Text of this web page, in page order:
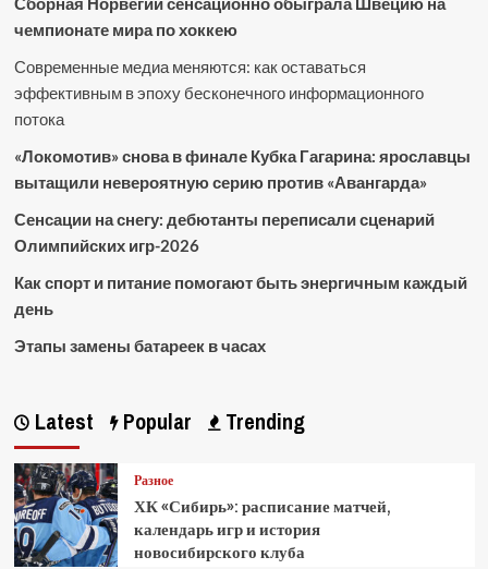
чемпионате мира по хоккею
Современные медиа меняются: как оставаться
эффективным в эпоху бесконечного информационного
потока
«Локомотив» снова в финале Кубка Гагарина: ярославцы
вытащили невероятную серию против «Авангарда»
Сенсации на снегу: дебютанты переписали сценарий
Олимпийских игр-2026
Как спорт и питание помогают быть энергичным каждый
день
Этапы замены батареек в часах
Latest Popular Trending
Разное
ХК «Сибирь»: расписание матчей,
календарь игр и история
новосибирского клуба